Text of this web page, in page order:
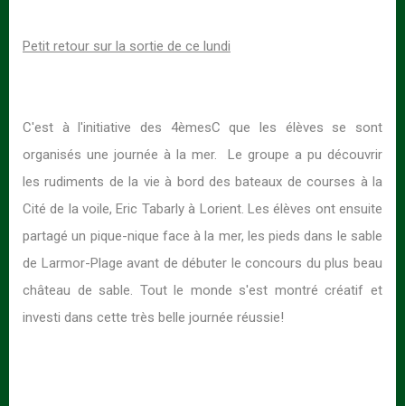
Petit retour sur la sortie de ce lundi
C'est à l'initiative des 4èmesC que les élèves se sont
organisés une journée à la mer. Le groupe a pu découvrir
les rudiments de la vie à bord des bateaux de courses à la
Cité de la voile, Eric Tabarly à Lorient. Les élèves ont ensuite
partagé un pique-nique face à la mer, les pieds dans le sable
de Larmor-Plage avant de débuter le concours du plus beau
château de sable. Tout le monde s'est montré créatif et
investi dans cette très belle journée réussie!